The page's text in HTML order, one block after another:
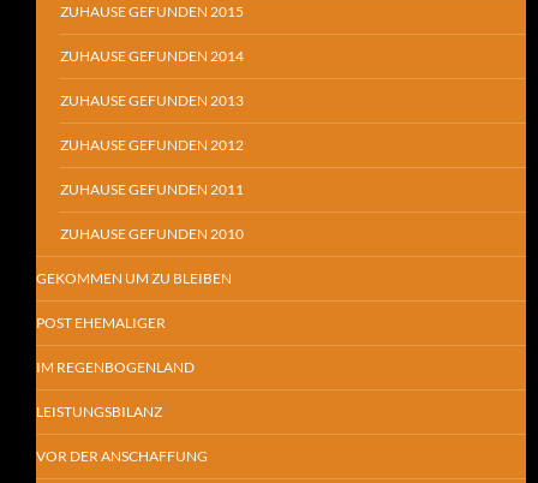
ZUHAUSE GEFUNDEN 2015
ZUHAUSE GEFUNDEN 2014
ZUHAUSE GEFUNDEN 2013
ZUHAUSE GEFUNDEN 2012
ZUHAUSE GEFUNDEN 2011
ZUHAUSE GEFUNDEN 2010
GEKOMMEN UM ZU BLEIBEN
POST EHEMALIGER
IM REGENBOGENLAND
LEISTUNGSBILANZ
VOR DER ANSCHAFFUNG